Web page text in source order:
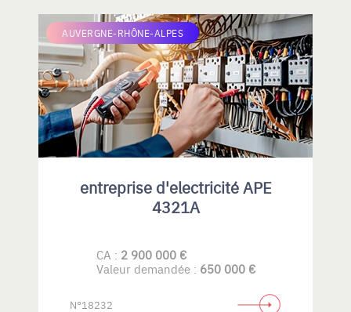
AUVERGNE-RHÔNE-ALPES
entreprise d'electricité APE
4321A
CA : 2 900 000 €
Valeur demandée : 650 000 €
N°18232